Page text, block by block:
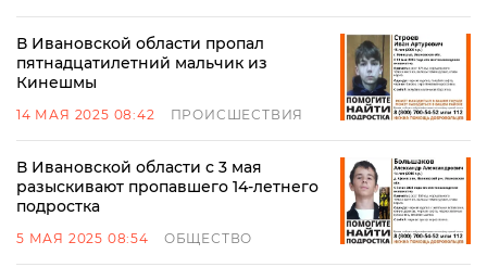
В Ивановской области пропал
пятнадцатилетний мальчик из
Кинешмы
14 МАЯ 2025 08:42 ПРОИСШЕСТВИЯ
В Ивановской области с 3 мая
разыскивают пропавшего 14-летнего
подростка
5 МАЯ 2025 08:54 ОБЩЕСТВО